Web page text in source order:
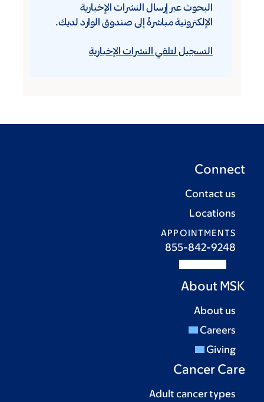
البحوث عبر إرسال النشرات الإخبارية
الإلكترونية مباشرةً إلى صندوق الوارد لديك.
التسجيل لتلقي النشرات الإخبارية
Connect
Contact us
Locations
APPOINTMENTS
855-842-9248
About MSK
About us
Careers
Giving
Cancer Care
Adult cancer types